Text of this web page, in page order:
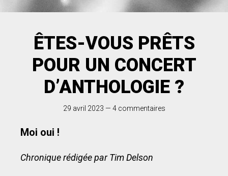
ÊTES-VOUS PRÊTS
POUR UN CONCERT
D’ANTHOLOGIE ?
29 avril 2023 — 4 commentaires
Moi oui !
Chronique rédigée par Tim Delson